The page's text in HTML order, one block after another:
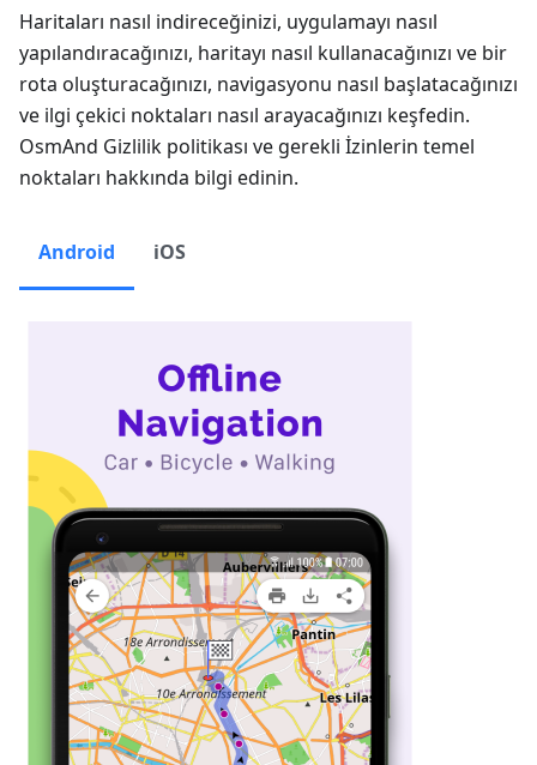
Haritaları nasıl indireceğinizi, uygulamayı nasıl
yapılandıracağınızı, haritayı nasıl kullanacağınızı ve bir
rota oluşturacağınızı, navigasyonu nasıl başlatacağınızı
ve ilgi çekici noktaları nasıl arayacağınızı keşfedin.
OsmAnd Gizlilik politikası ve gerekli İzinlerin temel
noktaları hakkında bilgi edinin.
Android iOS